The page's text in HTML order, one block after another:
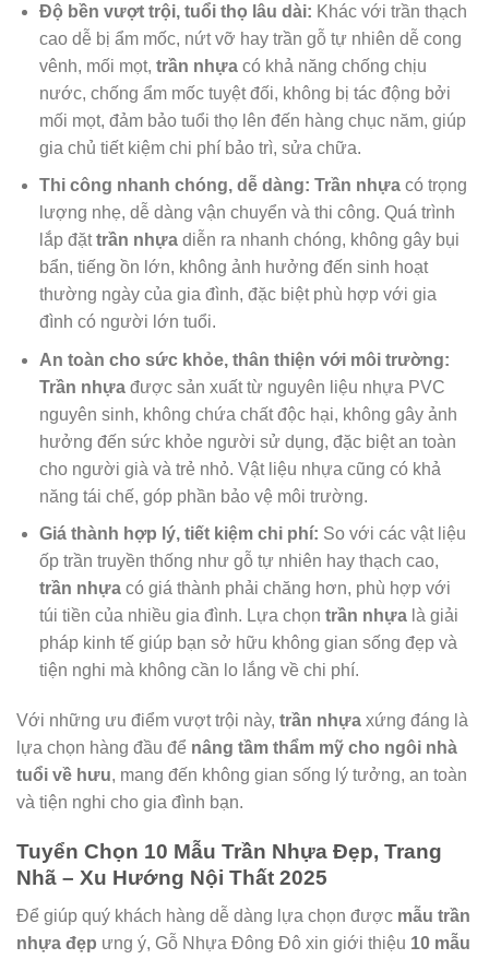
Độ bền vượt trội, tuổi thọ lâu dài: Khác với trần thạch
cao dễ bị ẩm mốc, nứt vỡ hay trần gỗ tự nhiên dễ cong
vênh, mối mọt, trần nhựacó khả năng chống chịu
nước, chống ẩm mốc tuyệt đối, không bị tác động bởi
mối mọt, đảm bảo tuổi thọ lên đến hàng chục năm, giúp
gia chủ tiết kiệm chi phí bảo trì, sửa chữa.
Thi công nhanh chóng, dễ dàng: Trần nhựacó trọng
lượng nhẹ, dễ dàng vận chuyển và thi công. Quá trình
lắp đặttrần nhựadiễn ra nhanh chóng, không gây bụi
bẩn, tiếng ồn lớn, không ảnh hưởng đến sinh hoạt
thường ngày của gia đình, đặc biệt phù hợp với gia
đình có người lớn tuổi.
An toàn cho sức khỏe, thân thiện với môi trường:
Trần nhựađược sản xuất từ nguyên liệu nhựa PVC
nguyên sinh, không chứa chất độc hại, không gây ảnh
hưởng đến sức khỏe người sử dụng, đặc biệt an toàn
cho người già và trẻ nhỏ. Vật liệu nhựa cũng có khả
năng tái chế, góp phần bảo vệ môi trường.
Giá thành hợp lý, tiết kiệm chi phí: So với các vật liệu
ốp trần truyền thống như gỗ tự nhiên hay thạch cao,
trần nhựacó giá thành phải chăng hơn, phù hợp với
túi tiền của nhiều gia đình. Lựa chọn trần nhựalà giải
pháp kinh tế giúp bạn sở hữu không gian sống đẹp và
tiện nghi mà không cần lo lắng về chi phí.
Với những ưu điểm vượt trội này, trần nhựa xứng đáng là
lựa chọn hàng đầu để nâng tầm thẩm mỹ cho ngôi nhà
tuổi về hưu, mang đến không gian sống lý tưởng, an toàn
và tiện nghi cho gia đình bạn.
Tuyển Chọn 10 Mẫu Trần Nhựa Đẹp, Trang
Nhã – Xu Hướng Nội Thất 2025
Để giúp quý khách hàng dễ dàng lựa chọn được mẫu trần
nhựa đẹp ưng ý, Gỗ Nhựa Đông Đô xin giới thiệu 10 mẫu